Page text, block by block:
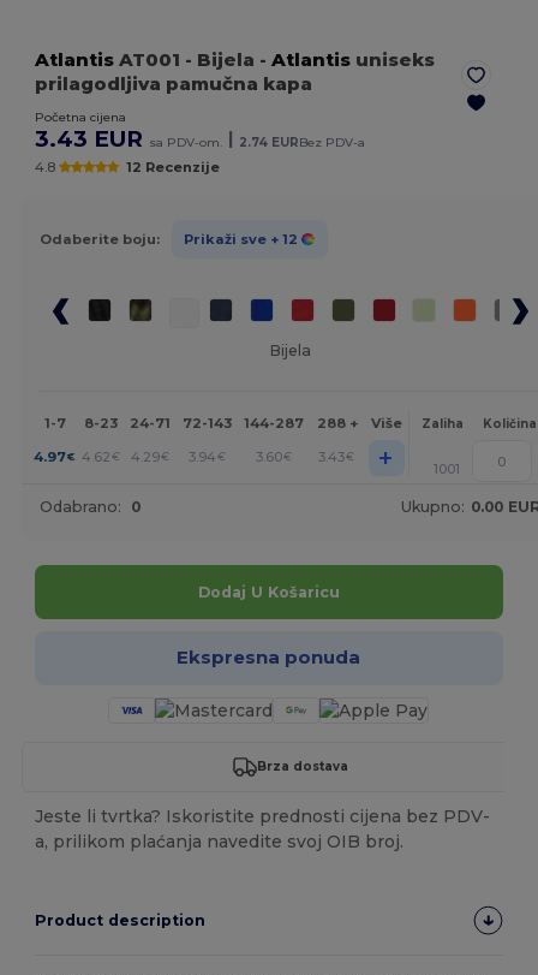
Atlantis AT001 - Bijela -Atlantis uniseks
prilagodljiva pamučna kapa
Početna cijena
3.43 EUR sa PDV-om. | 2.74 EURBez PDV-a
4.8 12 Recenzije
Odaberite boju: Prikaži sve + 12
Bijela
1-7 8-23 24-71 72-143 144-287 288 + Više Zaliha Količina
4.97€ 4.62€ 4.29€ 3.94€ 3.60€ 3.43€ + 1001
Odabrano: 0 Ukupno: 0.00
Dodaj U Košaricu
Ekspresna ponuda
Brza dostava
Jeste li tvrtka? Iskoristite prednosti cijena bez PDV-
a, prilikom plaćanja navedite svoj OIB broj.
Product description